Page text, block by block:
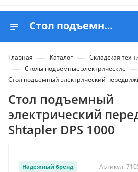
Стол подъемный электрический передвижной Shtapler DPS 1000 - купить в Belapex
Главная — Каталог — Складская
— Столы подъемные электрические —
Стол подъемный электрический
Стол подъемный
электрический
Shtapler DPS 1000
Надежный бренд Артикул: